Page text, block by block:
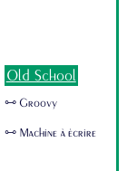
Old School
🜺 Groovy
🜺 Machine à écrire